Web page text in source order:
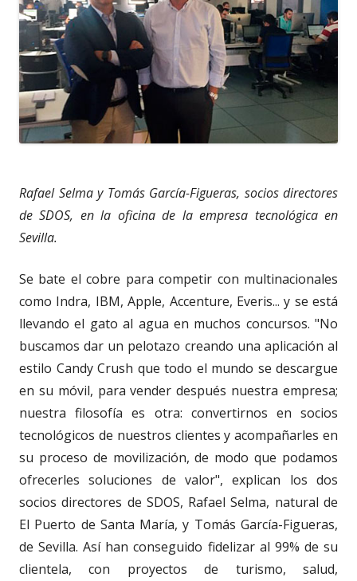
Rafael Selma y Tomás García-Figueras, socios directores
de SDOS, en la oficina de la empresa tecnológica en
Sevilla.
Se bate el cobre para competir con multinacionales
como Indra, IBM, Apple, Accenture, Everis... y se está
llevando el gato al agua en muchos concursos. "No
buscamos dar un pelotazo creando una aplicación al
estilo Candy Crush que todo el mundo se descargue
en su móvil, para vender después nuestra empresa;
nuestra filosofía es otra: convertirnos en socios
tecnológicos de nuestros clientes y acompañarles en
su proceso de movilización, de modo que podamos
ofrecerles soluciones de valor", explican los dos
socios directores de SDOS, Rafael Selma, natural de
El Puerto de Santa María, y Tomás García-Figueras,
de Sevilla. Así han conseguido fidelizar al 99% de su
clientela, con proyectos de turismo, salud,